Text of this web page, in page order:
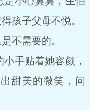
孩子父母不悦。
不需要的。
手贴着她容颜，
甜美的微笑，问